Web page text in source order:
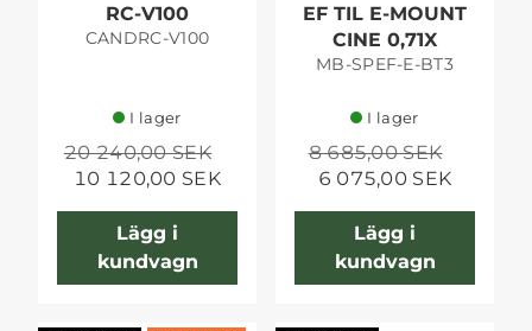
RC-V100
CANDRC-V100
I lager
20 240,00 SEK
10 120,00 SEK
Lägg i
kundvagn
EF TIL E-MOUNT
CINE 0,71X
MB-SPEF-E-BT3
I lager
8 685,00 SEK
6 075,00 SEK
Lägg i
kundvagn